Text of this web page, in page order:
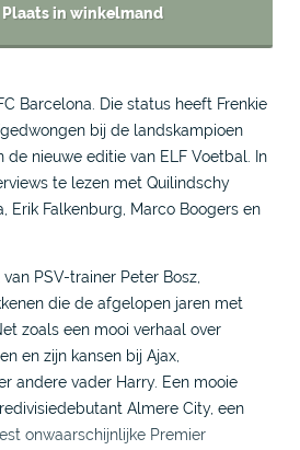
Plaats in winkelmand
Barcelona. Die status heeft Frenkie
bij de landskampioen
de nieuwe editie van ELF Voetbal. In
te lezen met Quilindschy
Erik Falkenburg, Marco Boogers en
PSV-trainer Peter Bosz,
die de afgelopen jaren met
zoals een mooi verhaal over
en zijn kansen bij Ajax,
andere vader Harry. Een mooie
Almere City, een
onwaarschijnlijke Premier